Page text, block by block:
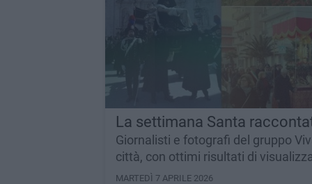
La settimana Santa
Giornalisti e fotografi del gruppo
città, con ottimi risultati di
MARTEDÌ 7 APRILE 2026